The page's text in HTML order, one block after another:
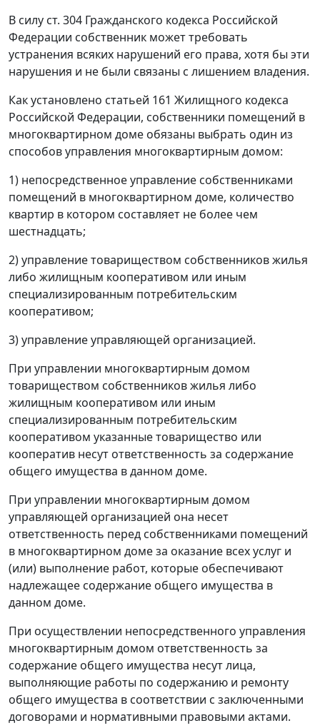
В силу ст. 304 Гражданского кодекса Российской
Федерации собственник может требовать
устранения всяких нарушений его права, хотя бы эти
нарушения и не были связаны с лишением владения.
Как установлено статьей 161 Жилищного кодекса
Российской Федерации, собственники помещений в
многоквартирном доме обязаны выбрать один из
способов управления многоквартирным домом:
1) непосредственное управление собственниками
помещений в многоквартирном доме, количество
квартир в котором составляет не более чем
шестнадцать;
2) управление товариществом собственников жилья
либо жилищным кооперативом или иным
специализированным потребительским
кооперативом;
3) управление управляющей организацией.
При управлении многоквартирным домом
товариществом собственников жилья либо
жилищным кооперативом или иным
специализированным потребительским
кооперативом указанные товарищество или
кооператив несут ответственность за содержание
общего имущества в данном доме.
При управлении многоквартирным домом
управляющей организацией она несет
ответственность перед собственниками помещений
в многоквартирном доме за оказание всех услуг и
(или) выполнение работ, которые обеспечивают
надлежащее содержание общего имущества в
данном доме.
При осуществлении непосредственного управления
многоквартирным домом ответственность за
содержание общего имущества несут лица,
выполняющие работы по содержанию и ремонту
общего имущества в соответствии с заключенными
договорами и нормативными правовыми актами.